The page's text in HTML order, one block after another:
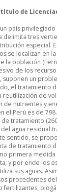
de
país
delimita tres
especial.
se localizan en
la población
de los
suponen un
el tratamiento
reutilización de
de nutrientes y
el Perú es de
tratamiento
agua residual
sentido, se
de tratamiento
primera
y por ende los
sus aguas.
procedentes
fertilizantes,